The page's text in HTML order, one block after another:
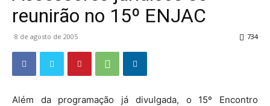
reunirão no 15º ENJAC
8 de agosto de 2005 734
Além da programação já divulgada, o 15º Encontro